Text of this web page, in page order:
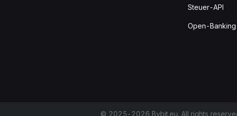
Steuer-API
Open-
© 2025-2026 Bybit.eu. All rights